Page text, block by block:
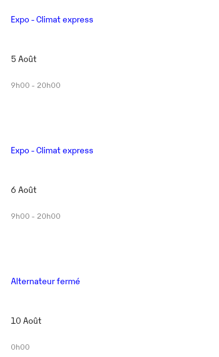
Expo - Climat express
5 Août
9h00 - 20h00
Expo - Climat express
6 Août
9h00 - 20h00
Alternateur fermé
10 Août
0h00